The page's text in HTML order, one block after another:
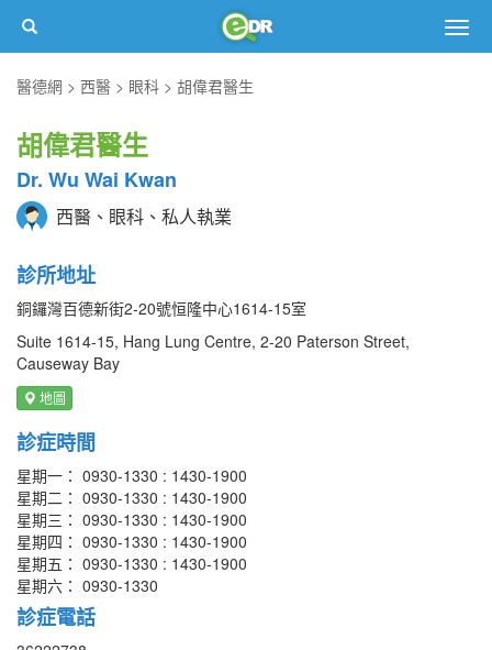
醫德網
西醫 眼科 胡偉君醫生
胡偉君醫生
Dr. Wu Wai Kwan
西醫、眼科、私人執業
診所地址
銅鑼灣百德新街2-20號恒隆中心1614-15室
Suite 1614-15, Hang Lung Centre, 2-20 Paterson Street,
Causeway Bay
地圖
診症時間
星期一： 0930-1330 : 1430-1900
星期二： 0930-1330 : 1430-1900
星期三： 0930-1330 : 1430-1900
星期四： 0930-1330 : 1430-1900
星期五： 0930-1330 : 1430-1900
星期六： 0930-1330
診症電話